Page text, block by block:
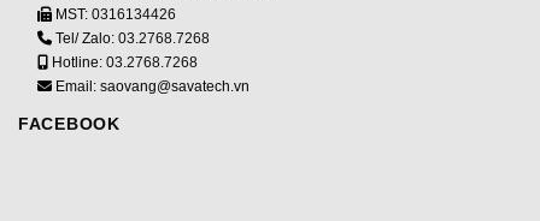
MST: 0316134426
Tel/ Zalo: 03.2768.7268
Hotline: 03.2768.7268
Email: saovang@savatech.vn
FACEBOOK